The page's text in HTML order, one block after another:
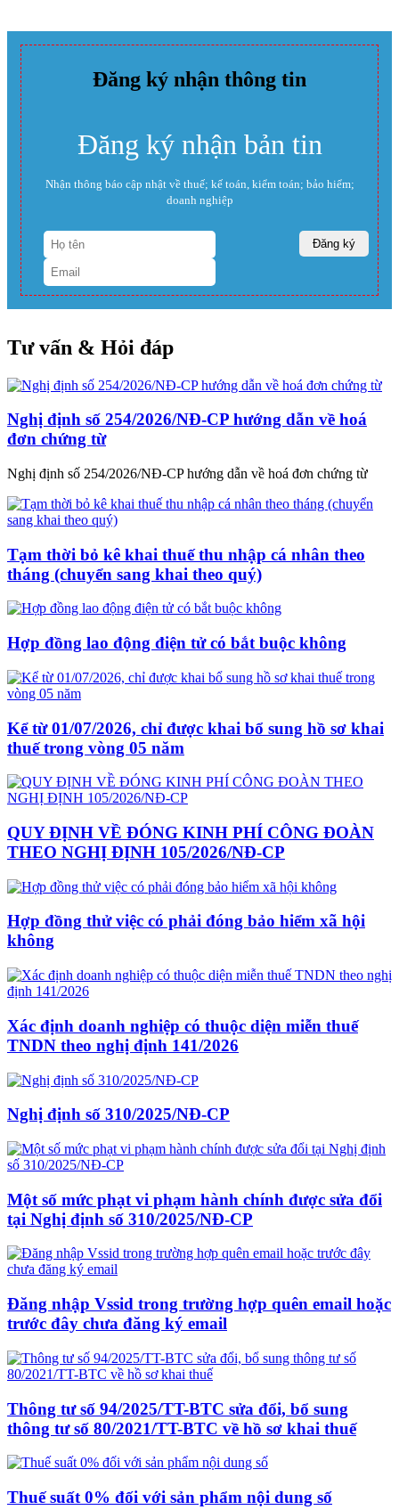
Đăng ký nhận thông tin
Đăng ký nhận bản tin
Nhận thông báo cập nhật về thuế; kế toán, kiểm toán; bảo hiểm;
doanh nghiệp
Tư vấn & Hỏi đáp
Nghị định số 254/2026/NĐ-CP hướng dẫn về hoá
đơn chứng từ
Nghị định số 254/2026/NĐ-CP hướng dẫn về hoá đơn chứng từ
Tạm thời bỏ kê khai thuế thu nhập cá nhân theo
tháng (chuyển sang khai theo quý)
Hợp đồng lao động điện tử có bắt buộc không
Kể từ 01/07/2026, chỉ được khai bổ sung hồ sơ khai
thuế trong vòng 05 năm
QUY ĐỊNH VỀ ĐÓNG KINH PHÍ CÔNG ĐOÀN
THEO NGHỊ ĐỊNH 105/2026/NĐ-CP
Hợp đồng thử việc có phải đóng bảo hiểm xã hội
không
Xác định doanh nghiệp có thuộc diện miễn thuế
TNDN theo nghị định 141/2026
Nghị định số 310/2025/NĐ-CP
Một số mức phạt vi phạm hành chính được sửa đổi
tại Nghị định số 310/2025/NĐ-CP
Đăng nhập Vssid trong trường hợp quên email hoặc
trước đây chưa đăng ký email
Thông tư số 94/2025/TT-BTC sửa đổi, bổ sung
thông tư số 80/2021/TT-BTC về hồ sơ khai thuế
Thuế suất 0% đối với sản phẩm nội dung số